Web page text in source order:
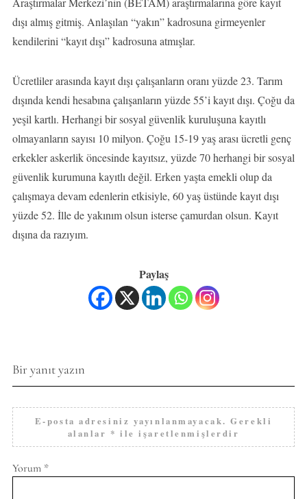
dışı almış gitmiş. Anlaşılan “yakın” kadrosuna girmeyenler
kendilerini “kayıt dışı” kadrosuna atmışlar.
Ücretliler arasında kayıt dışı çalışanların oranı yüzde 23. Tarım
dışında kendi hesabına çalışanların yüzde 55’i kayıt dışı. Çoğu da
yeşil kartlı. Herhangi bir sosyal güvenlik kuruluşuna kayıtlı
olmayanların sayısı 10 milyon. Çoğu 15-19 yaş arası ücretli genç
erkekler askerlik öncesinde kayıtsız, yüzde 70 herhangi bir sosyal
güvenlik kurumuna kayıtlı değil. Erken yaşta emekli olup da
çalışmaya devam edenlerin etkisiyle, 60 yaş üstünde kayıt dışı
yüzde 52. İlle de yakınım olsun isterse çamurdan olsun. Kayıt
dışına da razıyım.
Paylaş
Bir yanıt yazın
E-posta adresiniz yayınlanmayacak. Gerekli
alanlar * ile işaretlenmişlerdir
Yorum *